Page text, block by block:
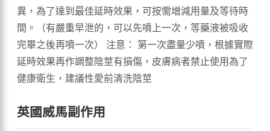
異，為了達到最佳延時效果，可按需增減用量及等待時
間。（有嚴重早泄的，可以先噴上一次，等藥液被吸收
完畢之後再噴一次） 注意： 第一次盡量少噴，根據實際
延時效果再作調整陰莖有損傷，皮膚病者禁止使用為了
健康衛生，建議性愛前清洗陰莖
英國威馬副作用